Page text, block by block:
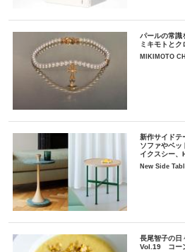
パールの常識
ミキモトとク
MIKIMOTO
新作サイドテ
ソファやベッ
イクスシー、
New Side
長尾智子の日
Vol.19 コー